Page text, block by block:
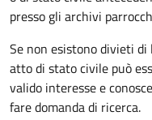
presso gli archivi
Se non esistono divieti
atto di stato civile può
valido interesse e
fare domanda di ricerca.